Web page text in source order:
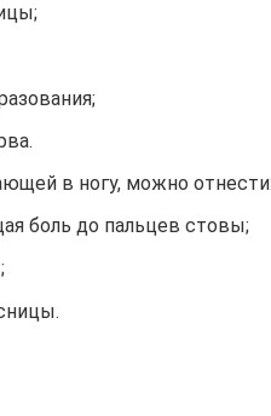
в ногу, можно отнести:
боль до пальцев стовы;